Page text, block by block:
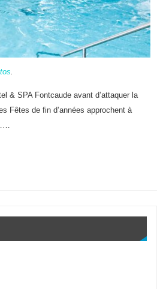
& SPA Fontcaude avant d’attaquer la
Fêtes de fin d’années approchent à